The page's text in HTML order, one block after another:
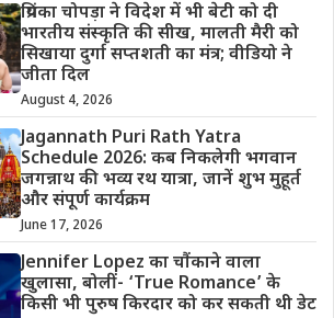
प्रियंका चोपड़ा ने विदेश में भी बेटी को दी
भारतीय संस्कृति की सीख, मालती मैरी को
सिखाया दुर्गा सप्तशती का मंत्र; वीडियो ने
जीता दिल
August 4, 2026
Jagannath Puri Rath Yatra
Schedule 2026: कब निकलेगी भगवान
जगन्नाथ की भव्य रथ यात्रा, जानें शुभ मुहूर्त
और संपूर्ण कार्यक्रम
June 17, 2026
Jennifer Lopez का चौंकाने वाला
खुलासा, बोलीं- ‘True Romance’ के
किसी भी पुरुष किरदार को कर सकती थी डेट